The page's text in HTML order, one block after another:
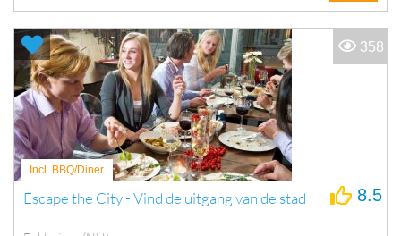
Incl. BBQ/Diner
Escape the City - Vind de uitgang van de stad 8.5
358